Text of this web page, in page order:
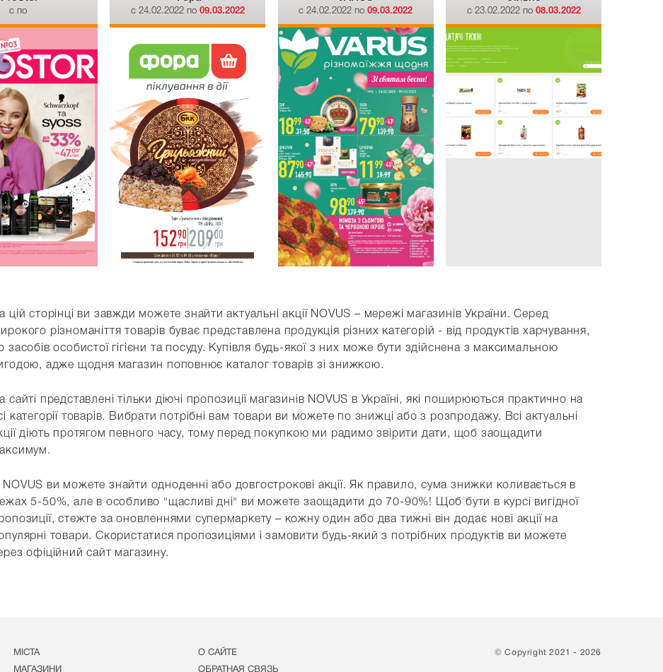
c по c 24.02.2022 по 09.03.2022 c 24.02.2022 по 09.03.2022 c 23.02.2022 по 08.03.2022
цій сторінці ви завжди можете знайти актуальні акції NOVUS – мережі магазинів України. Серед
різноманіття товарів буває представлена продукція різних категорій - від продуктів харчування,
засобів особистої гігієни та посуду. Купівля будь-якої з них може бути здійснена з максимальною
адже щодня магазин поповнює каталог товарів зі знижкою.
сайті представлені тільки діючі пропозиції магазинів NOVUS в Україні, які поширюються практично на
категорії товарів. Вибрати потрібні вам товари ви можете по знижці або з розпродажу. Всі актуальні
діють протягом певного часу, тому перед покупкою ми радимо звірити дати, щоб заощадити
NOVUS ви можете знайти одноденні або довгострокові акції. Як правило, сума знижки коливається в
5-50%, але в особливо "щасливі дні" ви можете заощадити до 70-90%! Щоб бути в курсі вигідної
стежте за оновленнями супермаркету – кожну один або два тижні він додає нові акції на
товари. Скористатися пропозиціями і замовити будь-який з потрібних продуктів ви можете
офіційний сайт магазину.
МІСТА
МАГАЗИНИ
О САЙТЕ
ОБРАТНАЯ СВЯЗЬ
© Copyright 2021 - 2026